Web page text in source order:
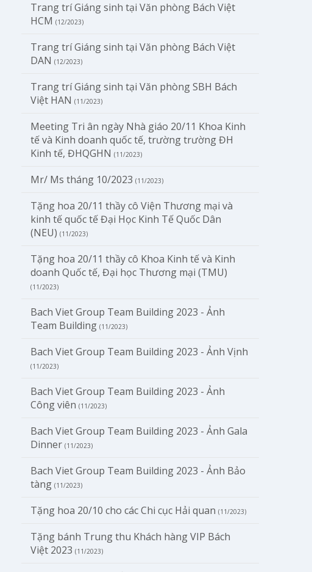
Trang trí Giáng sinh tại Văn phòng Bách Việt
HCM (12/2023)
Trang trí Giáng sinh tại Văn phòng Bách Việt
DAN (12/2023)
Trang trí Giáng sinh tại Văn phòng SBH Bách
Việt HAN (11/2023)
Meeting Tri ân ngày Nhà giáo 20/11 Khoa Kinh
tế và Kinh doanh quốc tế, trường trường ĐH
Kinh tế, ĐHQGHN (11/2023)
Mr/ Ms tháng 10/2023 (11/2023)
Tặng hoa 20/11 thầy cô Viện Thương mại và
kinh tế quốc tế Đại Học Kinh Tế Quốc Dân
(NEU) (11/2023)
Tặng hoa 20/11 thầy cô Khoa Kinh tế và Kinh
doanh Quốc tế, Đại học Thương mại (TMU)
(11/2023)
Bach Viet Group Team Building 2023 - Ảnh
Team Building (11/2023)
Bach Viet Group Team Building 2023 - Ảnh Vịnh
(11/2023)
Bach Viet Group Team Building 2023 - Ảnh
Công viên (11/2023)
Bach Viet Group Team Building 2023 - Ảnh Gala
Dinner (11/2023)
Bach Viet Group Team Building 2023 - Ảnh Bảo
tàng (11/2023)
Tặng hoa 20/10 cho các Chi cục Hải quan (11/2023)
Tặng bánh Trung thu Khách hàng VIP Bách
Việt 2023 (11/2023)